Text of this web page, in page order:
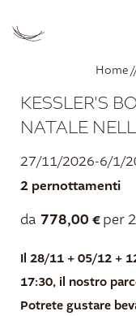
Mountain Lodge
DE IT EN
Home
KESSLER'S
NATALE
27/11/2026-6/1/
2 pernottamenti
da 778,00 €per
Il 28/11 + 05/12 +
17:30, il nostro
Potrete gustare